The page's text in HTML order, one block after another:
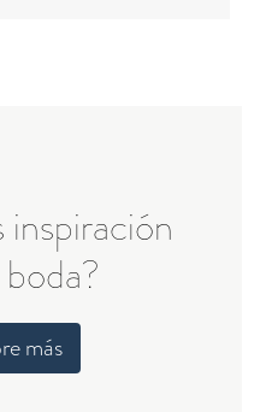
inspiración
más